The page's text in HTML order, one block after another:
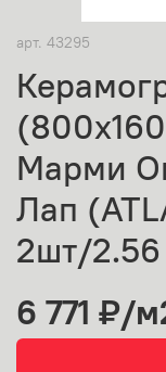
арт. 43295
Марми
Лап
2шт/2.56
6 771 ₽/